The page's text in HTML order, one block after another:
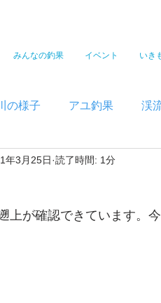
みんなの釣果 イベント いき
の様子 アユ釣果 渓
年3月25日 読了時間: 1分
上が確認できています。